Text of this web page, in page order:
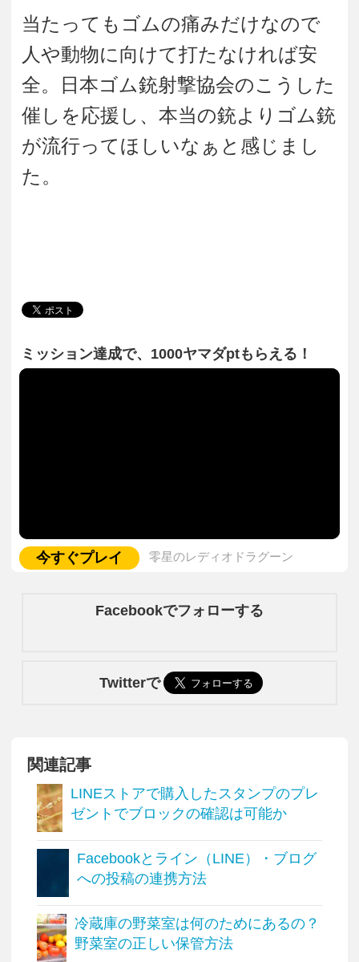
当たってもゴムの痛みだけなので
人や動物に向けて打たなければ安
全。日本ゴム銃射撃協会のこうした
催しを応援し、本当の銃よりゴム銃
が流行ってほしいなぁと感じまし
た。
ミッション達成で、1000ヤマダptもらえる！
今すぐプレイ 零星のレディオドラグーン
Facebookでフォローする
Twitterで
関連記事
LINEストアで購入したスタンプのプレ
ゼントでブロックの確認は可能か
Facebookとライン（LINE）・ブログ
への投稿の連携方法
冷蔵庫の野菜室は何のためにあるの？
野菜室の正しい保管方法